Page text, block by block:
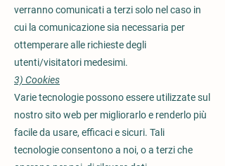
verranno comunicati a terzi solo nel caso in
cui la comunicazione sia necessaria per
ottemperare alle richieste degli
utenti/visitatori medesimi.
3) Cookies
Varie tecnologie possono essere utilizzate sul
nostro sito web per migliorarlo e renderlo più
facile da usare, efficaci e sicuri. Tali
tecnologie consentono a noi, o a terzi che